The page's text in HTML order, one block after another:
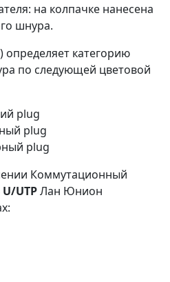
на колпачке нанесена
шнура.
определяет категорию
по следующей цветовой
plug
plug
plug
Коммутационный
U/UTPЛан Юнион